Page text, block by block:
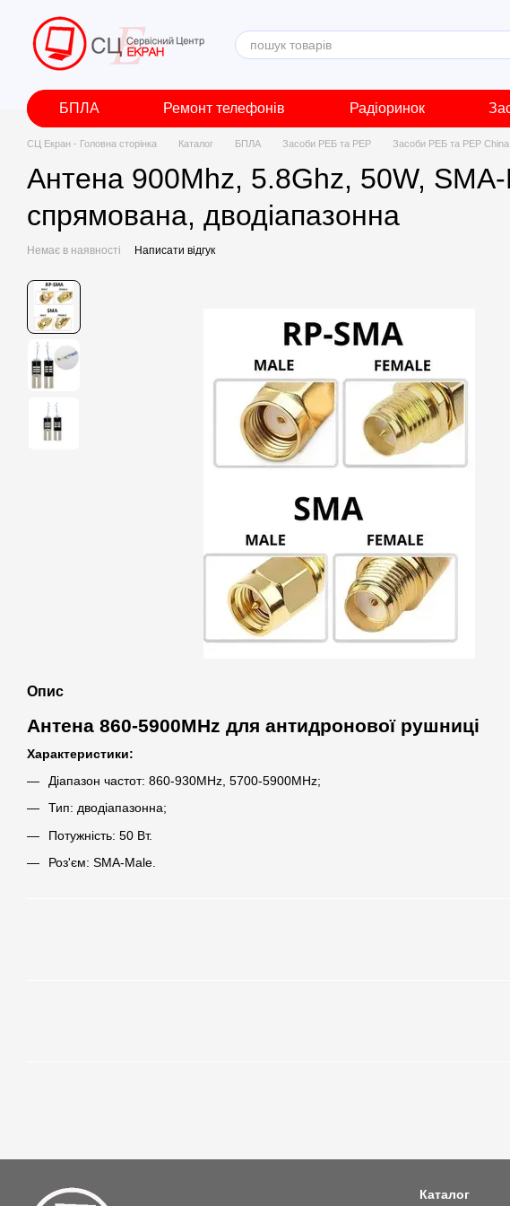
Перейти до основного контенту
БПЛА Ремонт телефонів Радіоринок
СЦ Екран - Головна сторінка Каталог БПЛА Засоби РЕБ та РЕР Засоби РЕБ та РЕР China
Антена 900Mhz, 5.8Ghz, 50W,
спрямована, дводіапазонна
Немає в наявності Написати відгук
Опис
Антена 860-5900MHz для антидронової рушниці
Характеристики:
Діапазон частот: 860-930MHz, 5700-5900MHz;
Тип: дводіапазонна;
Потужність: 50 Вт.
Роз'єм: SMA-Male.
Каталог